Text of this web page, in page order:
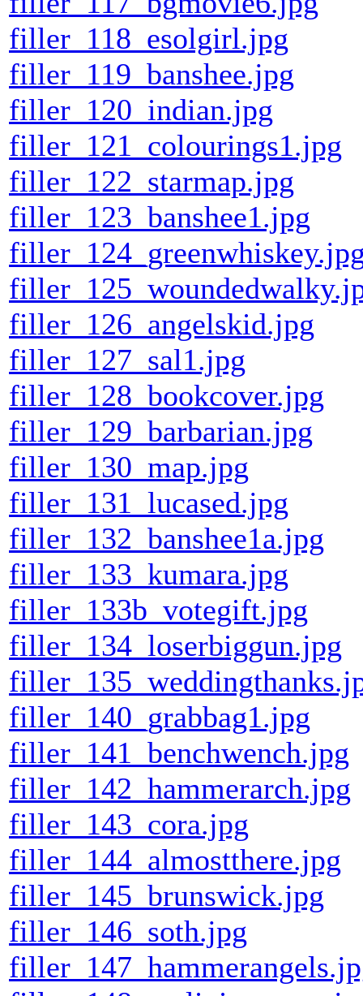
filler_118_esolgirl.jpg
filler_119_banshee.jpg
filler_120_indian.jpg
filler_121_colourings1.jpg
filler_122_starmap.jpg
filler_123_banshee1.jpg
filler_126_angelskid.jpg
filler_127_sal1.jpg
filler_128_bookcover.jpg
filler_129_barbarian.jpg
filler_130_map.jpg
filler_131_lucased.jpg
filler_132_banshee1a.jpg
filler_133_kumara.jpg
filler_133b_votegift.jpg
filler_134_loserbiggun.jpg
filler_140_grabbag1.jpg
filler_141_benchwench.jpg
filler_142_hammerarch.jpg
filler_143_cora.jpg
filler_144_almostthere.jpg
filler_145_brunswick.jpg
filler_146_soth.jpg